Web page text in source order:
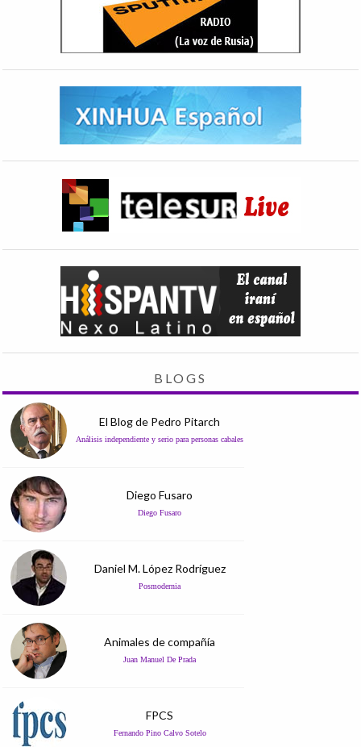
BLOGS
El Blog de Pedro Pitarch
Análisis independiente y serio para personas cabales
Diego Fusaro
Diego Fusaro
Daniel M. López Rodríguez
Posmodernia
Animales de compañía
Juan Manuel De Prada
FPCS
Fernando Pino Calvo Sotelo